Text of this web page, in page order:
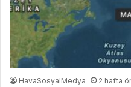
HavaSosyalMedya 2 hafta